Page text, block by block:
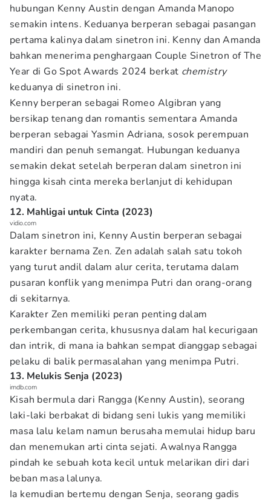
hubungan Kenny Austin dengan Amanda Manopo
semakin intens. Keduanya berperan sebagai pasangan
pertama kalinya dalam sinetron ini. Kenny dan Amanda
bahkan menerima penghargaan Couple Sinetron of The
Year di Go Spot Awards 2024 berkat chemistry
keduanya di sinetron ini.
Kenny berperan sebagai Romeo Algibran yang
bersikap tenang dan romantis sementara Amanda
berperan sebagai Yasmin Adriana, sosok perempuan
mandiri dan penuh semangat. Hubungan keduanya
semakin dekat setelah berperan dalam sinetron ini
hingga kisah cinta mereka berlanjut di kehidupan
nyata.
12. Mahligai untuk Cinta (2023)
vidio.com
Dalam sinetron ini, Kenny Austin berperan sebagai
karakter bernama Zen. Zen adalah salah satu tokoh
yang turut andil dalam alur cerita, terutama dalam
pusaran konflik yang menimpa Putri dan orang-orang
di sekitarnya.
Karakter Zen memiliki peran penting dalam
perkembangan cerita, khususnya dalam hal kecurigaan
dan intrik, di mana ia bahkan sempat dianggap sebagai
pelaku di balik permasalahan yang menimpa Putri.
13. Melukis Senja (2023)
imdb.com
Kisah bermula dari Rangga (Kenny Austin), seorang
laki-laki berbakat di bidang seni lukis yang memiliki
masa lalu kelam namun berusaha memulai hidup baru
dan menemukan arti cinta sejati. Awalnya Rangga
pindah ke sebuah kota kecil untuk melarikan diri dari
beban masa lalunya.
Ia kemudian bertemu dengan Senja, seorang gadis